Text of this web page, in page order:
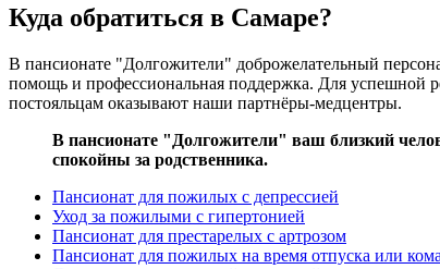
Куда обратиться в Самаре?
В пансионате "Долгожители" доброжелательный
помощь и профессиональная поддержка. Для успешной
постояльцам оказывают наши партнёры-медцентры.
В пансионате "Долгожители" ваш близкий
спокойны за родственника.
Пансионат для пожилых с депрессией
Уход за пожилыми с гипертонией
Пансионат для престарелых с артрозом
Пансионат для пожилых на время отпуска или